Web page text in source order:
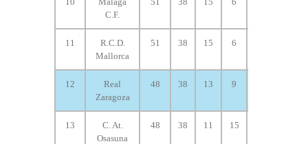
C.F.
11
R.C.D.
Mallorca
51 38 15 6
12
Real
Zaragoza
48 38 13 9
13
C. At.
Osasuna
48 38 11 15